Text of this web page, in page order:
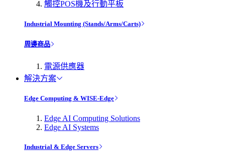
觸控POS機及行動平板
Industrial Mounting (Stands/Arms/Carts)
周邊商品
電源供應器
解決方案
Edge Computing & WISE-Edge
Edge AI Computing Solutions
Edge AI Systems
Industrial & Edge Servers